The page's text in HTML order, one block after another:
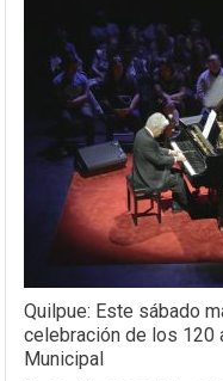
Quilpue: Este sábado
celebración de los 120
Municipal